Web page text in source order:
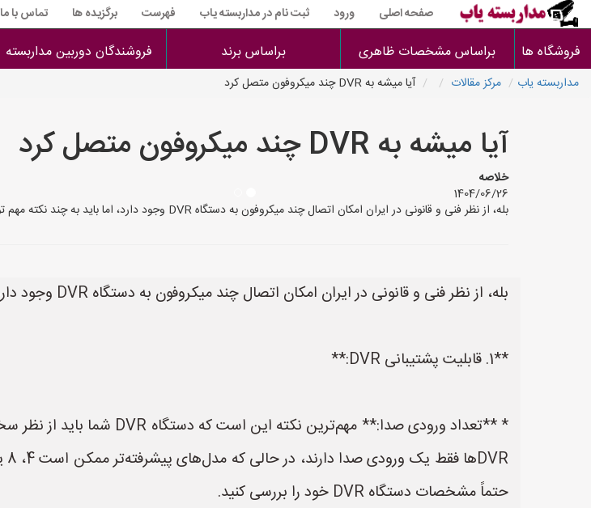
صفحه اصلی ورود ثبت نام در مداربسته یاب فهرست برگزیده ها تماس با ما
فروشگاه ها براساس مشخصات ظاهری براساس برند فروشندگان دوربین مداربسته
مداربسته یاب مرکز مقالات آیا میشه به DVR چند میکروفون متصل کرد
آیا میشه به DVR چند میکروفون متصل کرد
خلاصه
1404/06/26
بله، از نظر فنی و قانونی در ایران امکان اتصال چند میکروفون به دستگاه DVR وجود دارد، اما باید به چند نکته مهم توجه کنید: **1. قابلیت پشتیبانی DVR:** * **تعداد ورودی صدا:** م
بله، از نظر فنی و قانونی در ایران امکان اتصال چند میکروفون به دستگاه DVR وجود دارد، اما باید به چند نکته مهم توجه کنید:
**1. قابلیت پشتیبانی DVR:**
حتماً مشخصات دستگاه DVR خود را بررسی کنید.